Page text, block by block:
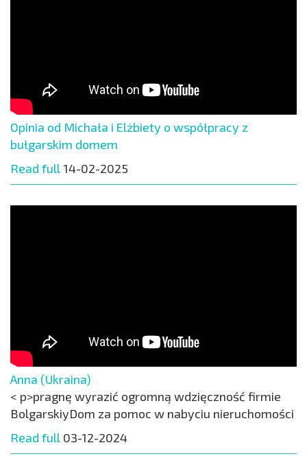
Opinia od Michała i Elżbiety o współpracy z
bułgarskim domem
Read full 14-02-2025
Anna (Ukraina)
< p>pragnę wyrazić ogromną wdzięczność firmie
BolgarskiyDom za pomoc w nabyciu nieruchomości
Read full 03-12-2024